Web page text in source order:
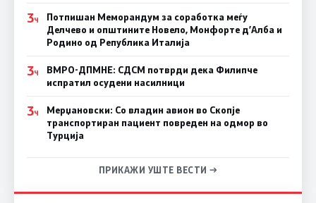
3Ч
Потпишан Меморандум за соработка меѓу
Делчево и општините Новело, Монфорте д’Алба и
Родино од Република Италија
3Ч
ВМРО-ДПМНЕ: СДСM потврди дека Филипче
испратил осудени насилници
3Ч
Мерџановски: Со владин авион во Скопје
транспортиран пациент повреден на одмор во
Турција
ПРИКАЖИ УШТЕ ВЕСТИ →